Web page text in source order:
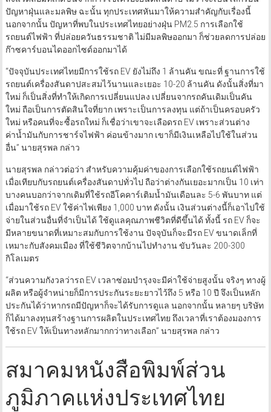
ปัญหาฝุ่นและมลพิษ ฉะนั้น ทุกประเทศหันมาให้ความสำคัญกับเรื่องนี้
นอกจากนั้น ปัญหาที่พบในประเทศไทยอย่างฝุ่น PM2.5 การเลือกใช้
รถยนต์ไฟฟ้า ที่ปล่อยควันธรรมชาติ ไม่มีมลพิษออกมา ก็ช่วยลดการปล่อย
ก๊าซคาร์บอนไดออกไซด์ออกมาได้
“ปัจจุบันประเทศไทยมีการใช้รถ EV ยังไม่ถึง 1 ล้านคัน ขณะที่ ฐานการใช้
รถยนต์เครื่องสันดาปสะสมไว้นานและเยอะ 10-20 ล้านคัน ดังนั้นสิ่งที่มา
ใหม่ ก็เป็นสิ่งที่ทำให้เกิดการเปลี่ยนแปลง เปลี่ยนจากรถคันเดิมเป็นคัน
ใหม่ ถือเป็นการตัดสินใจที่ยาก เพราะเป็นการลงทุน แต่ถ้าเป็นครอบครัว
ใหม่ หรือคนที่จะซื้อรถใหม่ ก็เชื่อว่าเขาจะเลือดรถ EV เพราะส่วนต่าง
ค่าน้ำมันกับการชาร์จไฟฟ้า ค่อนข้างมาก เขาก็มีเงินเหลือไปใช้ในส่วน
อื่น” นายสุรพล กล่าว
นายสุรพล กล่าวต่อว่า สำหรับความคุ้มค่าของการเลือกใช้รถยนต์ไฟฟ้า
เมื่อเทียบกับรถยนต์เครื่องสันดาปทั่วไป ถือว่าต่างกันเยอะมากเป็น 10 เท่า
บางคนบอกว่าจากเดิมที่ใช้รถอีโคคาร์เติมน้ำมันเดือนละ 5-6 พันบาท แต่
เมื่อมาใช้รถ EV ใช้ค่าไฟเพียง 1,000 บาท ดังนั้น เงินส่วนต่างนี้ก็เอาไปใช้
จ่ายในส่วนอื่นที่จำเป็นได้ ใช้ดูแลคุณภาพชีวิตที่ดีขึ้นได้ ทั้งนี้ รถ EV ก็จะ
มีหลายขนาดที่เหมาะสมกับการใช้งาน ปัจจุบันก็จะมีรถ EV ขนาดเล็กที่
เหมาะกับสังคมเมือง ที่ใช้ชีวิตจากบ้านไปทำงาน ขับวันละ 200-300
กิโลเมตร
“ส่วนความกังวลว่ารถ EV เวลาซ่อมบำรุงจะมีค่าใช้จ่ายสูงนั้น จริงๆ ทางผู้
ผลิต หรือผู้จำหน่ายก็มีการประกันระยะยาวไว้ถึง 5 หรือ 10 ปี จึงเป็นหลัก
ประกันได้ว่าหากรถมีปัญหาก็จะได้รับการดูแล นอกจากนั้น หลายๆ บริษัท
ก็ได้มาลงทุนสร้างฐานการผลิตในประเทศไทย ถึงเวลาที่เราต้องมองการ
ใช้รถ EV ให้เป็นทางหลักมากกว่าทางเลือก” นายสุรพล กล่าว
สมาคมหนังสือพิมพ์ส่วน
ภูมิภาคแห่งประเทศไทย